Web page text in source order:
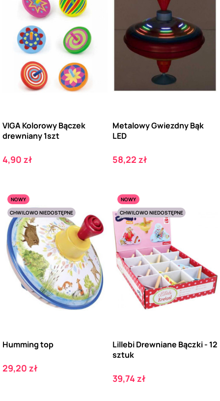
VIGA Kolorowy Bączek
drewniany 1szt
Cena
4,90 zł
Metalowy Gwiezdny Bąk
LED
Cena
58,22 zł
NOWY
CHWILOWO NIEDOSTĘPNE
Humming top
Cena
29,20 zł
NOWY
CHWILOWO NIEDOSTĘPNE
Lillebi Drewniane Bączki - 12
sztuk
Cena
39,74 zł